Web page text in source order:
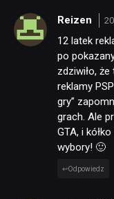
Reizen
12 latek
po
zdziwiło,
reklamy
gry”
grach. Ale
GTA, i
wybory! 🙂
Odpowiedz